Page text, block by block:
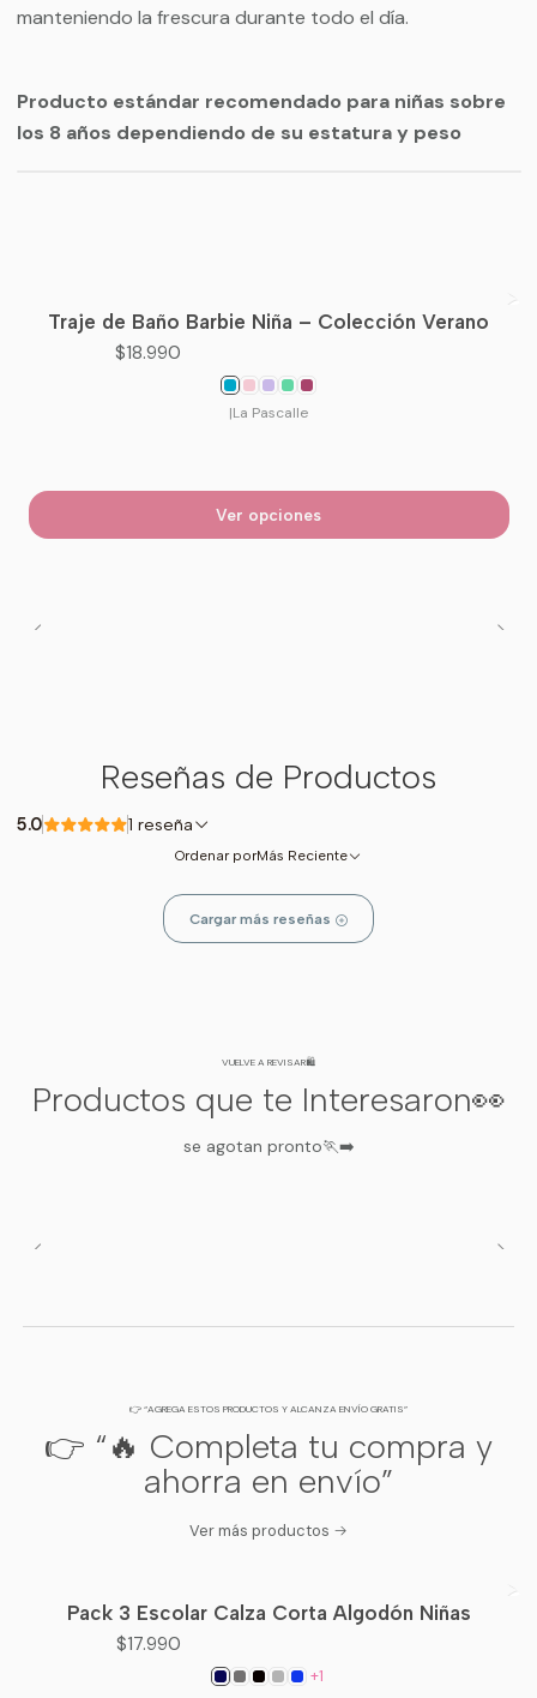
manteniendo la frescura durante todo el día.
Producto estándar recomendado para niñas sobre
los 8 años dependiendo de su estatura y peso
Traje de Baño Barbie Niña – Colección Verano
$18.990
|La Pascalle
Ver opciones
Reseñas de Productos
5.0 1 reseña
Ordenar porMás Reciente
Cargar más reseñas
VUELVE A REVISAR🛍️
Productos que te Interesaron👀
se agotan pronto🏃‍➡️
👉 “AGREGA ESTOS PRODUCTOS Y ALCANZA ENVÍO GRATIS”
👉 “🔥 Completa tu compra y
ahorra en envío”
Ver más productos
Pack 3 Escolar Calza Corta Algodón Niñas
$17.990
+1